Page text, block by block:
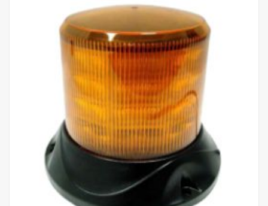
Lúmenes brutos, feixe amplo: 3550 lm
Alcance, feixe amplo @1Lux: 110 m